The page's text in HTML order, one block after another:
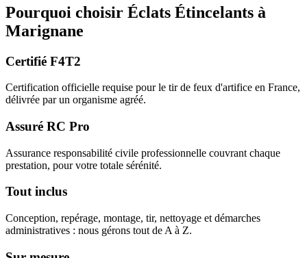
Pourquoi choisir Éclats Étincelants à
Marignane
Certifié F4T2
Certification officielle requise pour le tir de feux d'artifice en France,
délivrée par un organisme agréé.
Assuré RC Pro
Assurance responsabilité civile professionnelle couvrant chaque
prestation, pour votre totale sérénité.
Tout inclus
Conception, repérage, montage, tir, nettoyage et démarches
administratives : nous gérons tout de A à Z.